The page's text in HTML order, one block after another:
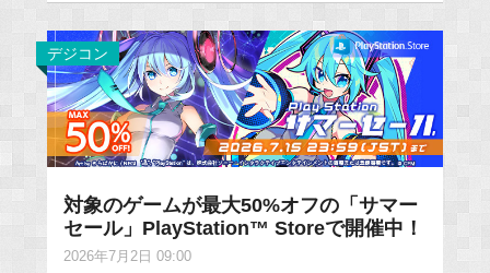
デジコン
対象のゲームが最大50%オフの「サマー
セール」PlayStation™ Storeで開催中！
2026年7月2日 09:00